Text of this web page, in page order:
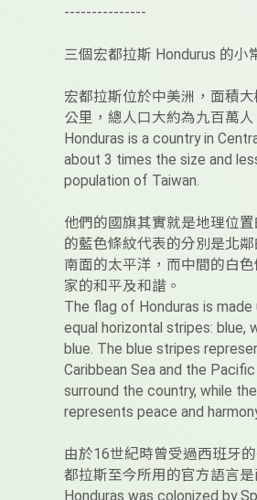
---------------
三個宏都拉斯 Hondurus 的小
宏都拉斯位於中美洲，面積
公里，總人口大約為九百萬人
Honduras is a country in
about 3 times the size and
population of Taiwan.
他們的國旗其實就是地理位
的藍色條紋代表的分別是北
南面的太平洋，而中間的白
家的和平及和諧。
The flag of Honduras is
equal horizontal stripes: blue,
blue. The blue stripes
Caribbean Sea and the
surround the country, while
represents peace and
由於16世紀時曾受過西班牙
都拉斯至今所用的官方語言是
Honduras was colonized by